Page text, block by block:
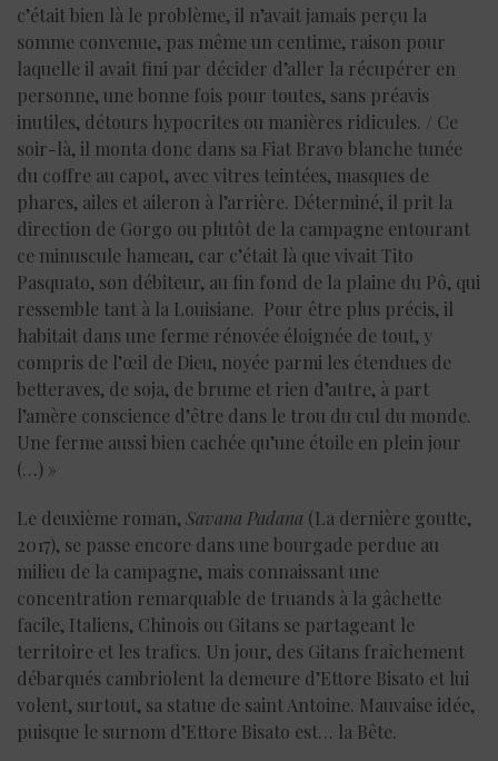
c’était bien là le problème, il n’avait jamais perçu la
somme convenue, pas même un centime, raison pour
laquelle il avait fini par décider d’aller la récupérer en
personne, une bonne fois pour toutes, sans préavis
inutiles, détours hypocrites ou manières ridicules. / Ce
soir-là, il monta donc dans sa Fiat Bravo blanche tunée
du coffre au capot, avec vitres teintées, masques de
phares, ailes et aileron à l’arrière. Déterminé, il prit la
direction de Gorgo ou plutôt de la campagne entourant
ce minuscule hameau, car c’était là que vivait Tito
Pasquato, son débiteur, au fin fond de la plaine du Pô, qui
ressemble tant à la Louisiane. Pour être plus précis, il
habitait dans une ferme rénovée éloignée de tout, y
compris de l’œil de Dieu, noyée parmi les étendues de
betteraves, de soja, de brume et rien d’autre, à part
l’amère conscience d’être dans le trou du cul du monde.
Une ferme aussi bien cachée qu’une étoile en plein jour
(…) »
Le deuxième roman, Savana Padana (La dernière goutte,
2017), se passe encore dans une bourgade perdue au
milieu de la campagne, mais connaissant une
concentration remarquable de truands à la gâchette
facile, Italiens, Chinois ou Gitans se partageant le
territoire et les trafics. Un jour, des Gitans fraîchement
débarqués cambriolent la demeure d’Ettore Bisato et lui
volent, surtout, sa statue de saint Antoine. Mauvaise idée,
puisque le surnom d’Ettore Bisato est… la Bête.